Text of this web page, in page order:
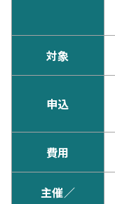
対象
申込
費用
主催／